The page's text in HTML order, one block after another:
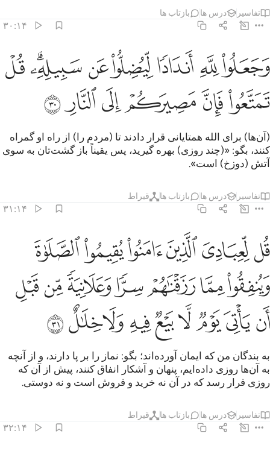
تفاسیر درس ها بازتاب ها
۳۰:۱۴
وجعلوا لله اندادا ليضلوا عن سبيله قل تمتعوا فان مصيركم الى النار ٣٠
وَجَعَلُوا۟ لِلَّهِ أَندَادًۭا لِّيُضِلُّوا۟ عَن سَبِيلِهِۦ ۗ قُلْ تَمَتَّعُوا۟
ﲆﲇﲈﲉﲊﲋﲌﲍ
ﲎﲏﲐﲑﲒﲓ
(آن‌ها) برای الله همتایانی قرار دادند تا (مردم را) از راه او گمراه
کنند، بگو: «(چند روزی) بهره گیرید، پس یقیناً باز گشت‌تان به سوی
آتش (دوزخ) است».
تفاسیر درس ها بازتاب ها قیراط
۳۱:۱۴
قل لعبادي الذين امنوا يقيموا الصلاة وينفقوا مما رزقناهم سرا وعلانية
قُل لِّعِبَادِىَ ٱلَّذِينَ ءَامَنُوا۟ يُقِيمُوا۟ ٱلصَّلَوٰةَ وَيُنفِقُوا۟ مِمَّا
ﲔﲕﲖﲗﲘﲙ
ﲚﲛﲜﲝﲞﲟﲠ
ﲡﲢﲣﲤﲥﲦﲧﲨﲩ
به بندگان من که ایمان آورده‌اند؛ بگو: نماز را بر پا دارند، و از آنچه
به آن‌ها روزی داده‌ایم، پنهان و آشکار انفاق کنند، پیش از آن که
روزی فرار رسد که در آن نه خرید و فروش است و نه دوستی.
تفاسیر درس ها بازتاب ها قیراط
۳۲:۱۴